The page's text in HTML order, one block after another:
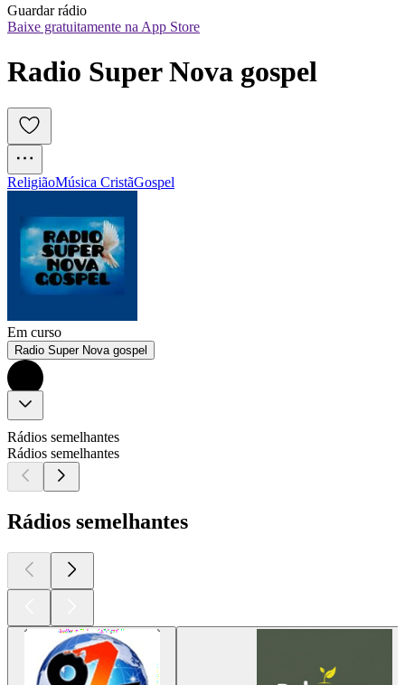
Guardar rádio
Baixe gratuitamente na App Store
Radio Super Nova gospel
ReligiãoMúsica CristãGospel
Em curso
Radio Super Nova gospel
Rádios semelhantes
Rádios semelhantes
Rádios semelhantes